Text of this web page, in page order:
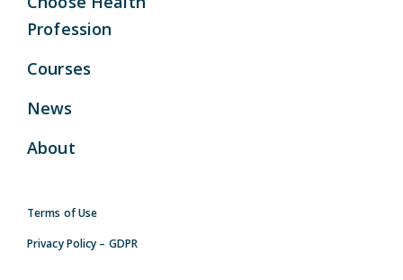
Profession
Courses
News
About
Terms of Use
Privacy Policy – GDPR